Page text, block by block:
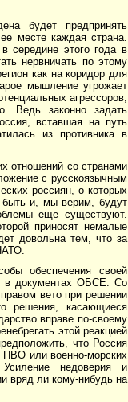
будет предпринять
месте каждая страна.
середине этого года в
нервничать по этому
как на коридор для
мышление угрожает
агрессоров,
Ведь законно задать
вставшая на путь
из противника в
отношений со странами
с русскоязычным
россиян, о которых
быть и, мы верим, будут
еще существуют.
приносят немалые
довольна тем, что за
обеспечения своей
в документах ОБСЕ. Со
вето при решении
решения, касающиеся
вправе по-своему
этой реакцией
что Россия
или военно-морских
недоверия и
вряд ли кому-нибудь на